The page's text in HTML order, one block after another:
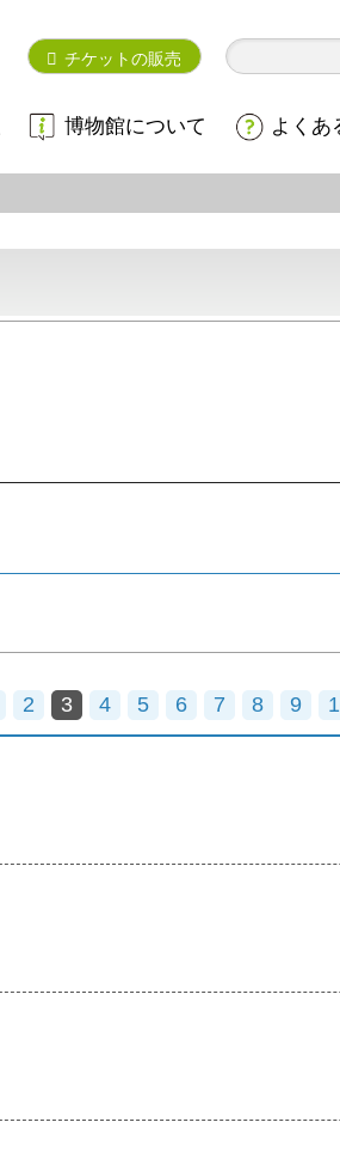
博物館について よくあ
チケットの販売
2 3 4 5 6 7 8 9